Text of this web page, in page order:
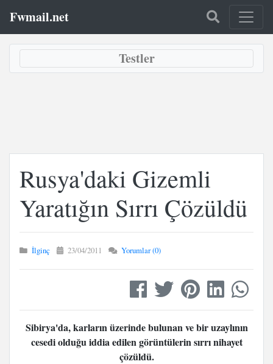
Fwmail.net
Testler
Rusya'daki Gizemli
Yaratığın Sırrı Çözüldü
İlginç 23/04/2011 Yorumlar (0)
Sibirya'da, karların üzerinde bulunan ve bir uzaylının
cesedi olduğu iddia edilen görüntülerin sırrı nihayet
çözüldü.